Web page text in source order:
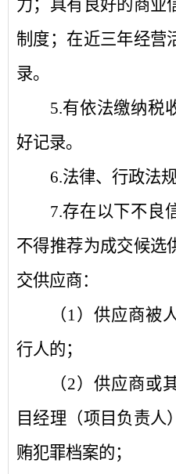
力；具有良好的商业
制度；在近三年经营
录。
5.有依法缴纳税
好记录。
6.法律、行政法
7.存在以下不良
不得推荐为成交候选
交供应商：
（ 1） 供应商被
行人的；
（2） 供应商或
目经理（项目负责人
贿犯罪档案的；